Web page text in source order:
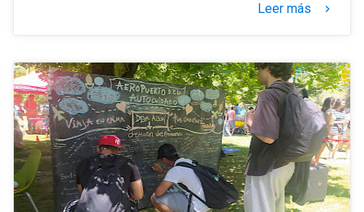
Leer más keyboard_arrow_right